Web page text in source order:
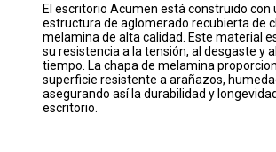
El escritorio Acumen está construido con
estructura de aglomerado recubierta de
melamina de alta calidad. Este material
su resistencia a la tensión, al desgaste y
tiempo. La chapa de melamina
superficie resistente a arañazos,
asegurando así la durabilidad y
escritorio.